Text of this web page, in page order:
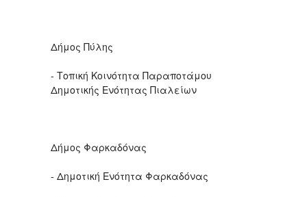
Δήμος Πύλης
- Τοπική Κοινότητα Παραποτάμου
Δημοτικής Ενότητας Πιαλείων
Δήμος Φαρκαδόνας
- Δημοτική Ενότητα Φαρκαδόνας